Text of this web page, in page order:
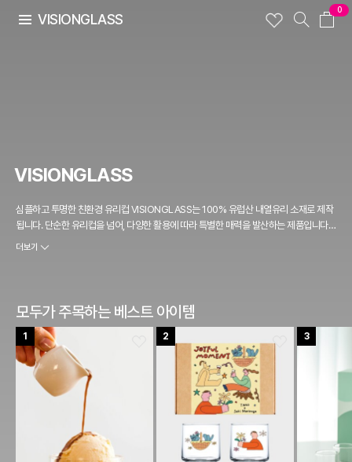
VISIONGLASS
0
VISIONGLASS
심플하고 투명한 친환경 유리컵 VISIONGLASS는 100% 유럽산 내열유리 소재로 제작
됩니다. 단순한 유리컵을 넘어, 다양한 활용에 따라 특별한 매력을 발산하는 제품입니다.
오븐, 냉동고, 전자레인지, 식기세척기까지 모두 사용 가능한 진정한 내열유리컵으로, 인
더보기
모두가 주목하는 베스트 아이템
1 2 3